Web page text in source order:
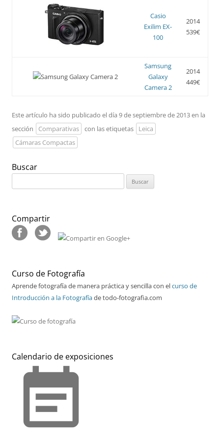
Casio
Exilim EX-
100
2014
539€
Samsung
Galaxy
Camera 2
2014
449€
Este artículo ha sido publicado el día 9 de septiembre de 2013 en la
sección
Comparativas con las etiquetas
Leica
Cámaras Compactas
Buscar
Compartir
Curso de Fotografía
Aprende fotografía de manera práctica y sencilla con elcurso de
Introducción a la Fotografíade todo-fotografia.com
Calendario de exposiciones
event_note